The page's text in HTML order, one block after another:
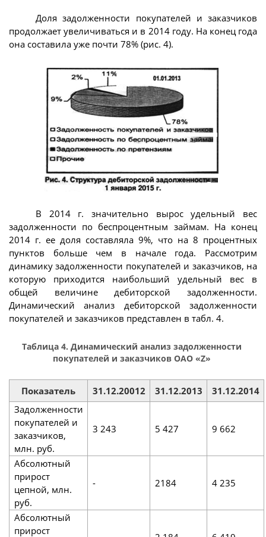
Доля задолженности покупателей и заказчиков
продолжает увеличиваться и в 2014 году. На конец года
она составила уже почти 78% (рис. 4).
В 2014 г. значительно вырос удельный вес
задолженности по беспроцентным займам. На конец
2014 г. ее доля составляла 9%, что на 8 процентных
пунктов больше чем в начале года. Рассмотрим
динамику задолженности покупателей и заказчиков, на
которую приходится наибольший удельный вес в
общей величине дебиторской задолженности.
Динамический анализ дебиторской задолженности
покупателей и заказчиков представлен в табл. 4.
Таблица 4. Динамический анализ задолженности
покупателей и заказчиков ОАО «Z»
Показатель 31.12.20012 31.12.2013
31.12.2014
Задолженности
покупателей и
заказчиков,
млн. руб.
3 243 5 427 9 662
Абсолютный
прирост
цепной, млн.
руб.
- 2184 4 235
Абсолютный
прирост